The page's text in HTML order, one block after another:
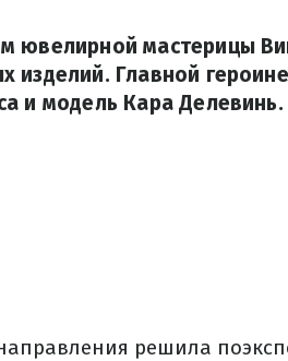
ювелирной мастерицы
изделий. Главной
и модель Кара Делевинь.
решила